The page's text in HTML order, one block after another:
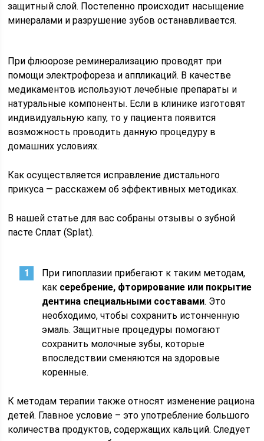
защитный слой. Постепенно происходит насыщение
минералами и разрушение зубов останавливается.
При флюорозе реминерализацию проводят при
помощи электрофореза и аппликаций. В качестве
медикаментов используют лечебные препараты и
натуральные компоненты. Если в клинике изготовят
индивидуальную капу, то у пациента появится
возможность проводить данную процедуру в
домашних условиях.
Как осуществляется исправление дистального
прикуса — расскажем об эффективных методиках.
В нашей статье для вас собраны отзывы о зубной
пасте Сплат (Splat).
При гипоплазии прибегают к таким методам,
как серебрение, фторирование или покрытие
дентина специальными составами. Это
необходимо, чтобы сохранить истонченную
эмаль. Защитные процедуры помогают
сохранить молочные зубы, которые
впоследствии сменяются на здоровые
коренные.
К методам терапии также относят изменение рациона
детей. Главное условие – это употребление большого
количества продуктов, содержащих кальций. Следует